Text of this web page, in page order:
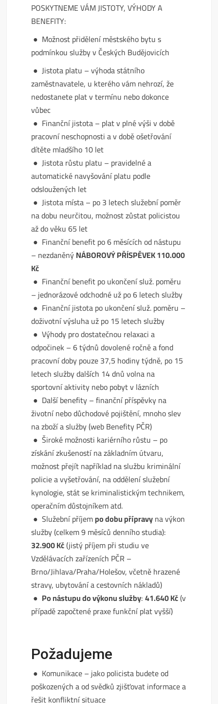
POSKYTNEME VÁM JISTOTY, VÝHODY A
BENEFITY:
● Možnost přidělení městského bytu s
podmínkou služby v Českých Budějovicích
● Jistota platu – výhoda státního
zaměstnavatele, u kterého vám nehrozí, že
nedostanete plat v termínu nebo dokonce
vůbec
● Finanční jistota – plat v plné výši v době
pracovní neschopnosti a v době ošetřování
dítěte mladšího 10 let
● Jistota růstu platu – pravidelné a
automatické navyšování platu podle
odsloužených let
● Jistota místa – po 3 letech služební poměr
na dobu neurčitou, možnost zůstat policistou
až do věku 65 let
● Finanční benefit po 6 měsících od nástupu
– nezdaněnýNÁBOROVÝ PŘÍSPĚVEK 110.000
Kč
● Finanční benefit po ukončení služ. poměru
– jednorázové odchodné už po 6 letech služby
● Finanční jistota po ukončení služ. poměru –
doživotní výsluha už po 15 letech služby
● Výhody pro dostatečnou relaxaci a
odpočinek – 6 týdnů dovolené ročně a fond
pracovní doby pouze 37,5 hodiny týdně, po 15
letech služby dalších 14 dnů volna na
sportovní aktivity nebo pobyt v lázních
● Další benefity – finanční příspěvky na
životní nebo důchodové pojištění, mnoho slev
na zboží a služby (web Benefity PČR)
● Široké možnosti kariérního růstu – po
získání zkušeností na základním útvaru,
možnost přejít například na službu kriminální
policie a vyšetřování, na oddělení služební
kynologie, stát se kriminalistickým technikem,
operačním důstojníkem atd.
● Služební příjempo dobu přípravyna výkon
služby (celkem 9 měsíců denního studia):
32.900 Kč(jistý příjem při studiu ve
Vzdělávacích zařízeních PČR –
Brno/Jihlava/Praha/Holešov, včetně hrazené
stravy, ubytování a cestovních nákladů)
● Po nástupu do výkonu služby:41.640 Kč(v
případě započtené praxe funkční plat vyšší)
Požadujeme
● Komunikace – jako policista budete od
poškozených a od svědků zjišťovat informace a
řešit konfliktní situace